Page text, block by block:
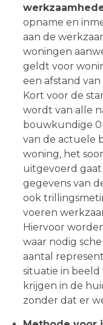
opname en
aan de
woningen
geldt voor
een afstand
Kort voor de
wordt van alle
bouwkundige
van de actuele
woning, het
uitgevoerd
gegevens van
ook
voeren
Hiervoor
waar nodig
aantal
situatie in
krijgen in de
zonder dat er